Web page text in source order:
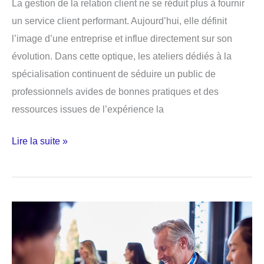
La gestion de la relation client ne se réduit plus à fournir
un service client performant. Aujourd’hui, elle définit
l’image d’une entreprise et influe directement sur son
évolution. Dans cette optique, les ateliers dédiés à la
spécialisation continuent de séduire un public de
professionnels avides de bonnes pratiques et des
ressources issues de l’expérience la
Pourquoi
à
conférence
client
Lire la suite »